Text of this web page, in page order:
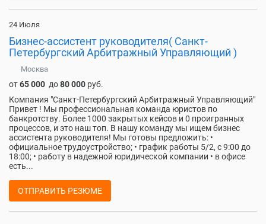
24 Июля
Бизнес-ассистент руководителя( Санкт-
Петербургский Арбитражный Управляющий )
Москва
от65 000 до80 000 руб.
Компания "Санкт-Петербургский Арбитражный Управляющий"
Привет ! Мы профессиональная команда юристов по
банкротству. Более 1000 закрытых кейсов и 0 проигранных
процессов, и это наш топ. В нашу команду мы ищем бизнес
ассистента руководителя! Мы готовы предложить: •
официальное трудоустройство; • график работы 5/2, с 9:00 до
18:00; • работу в надежной юридической компании • в офисе
есть...
ОТПРАВИТЬ РЕЗЮМЕ